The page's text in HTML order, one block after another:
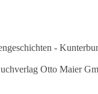
Otto Maier